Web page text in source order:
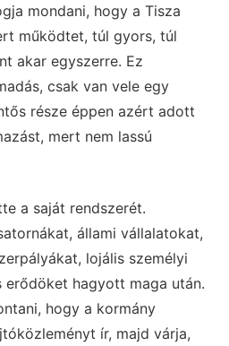
mondani, hogy a Tisza
működtet, túl gyors, túl
akar egyszerre. Ez
csak van vele egy
része éppen azért adott
mert nem lassú
a saját rendszerét.
állami vállalatokat,
lojális személyi
erődöket hagyott maga után.
hogy a kormány
ír, majd várja,